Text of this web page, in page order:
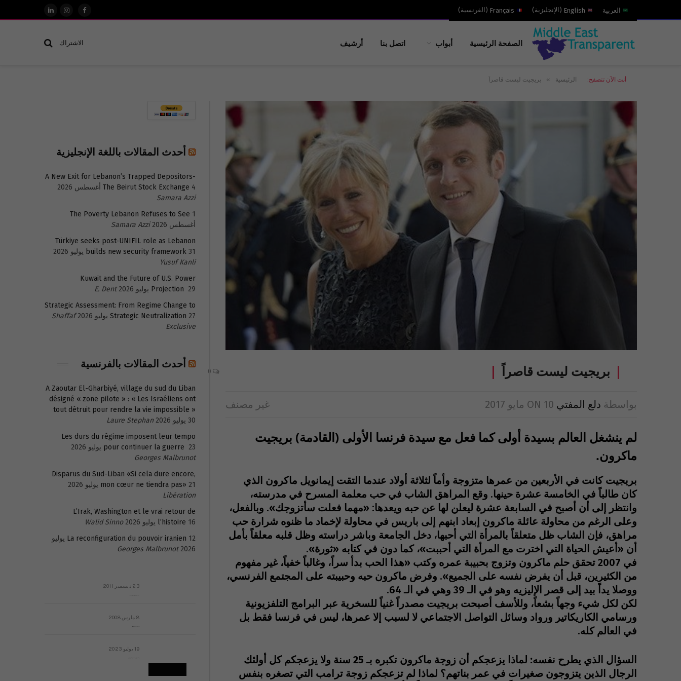
العربية English
( الإنجليزية)
Français
( الفرنسية)
فيسبوكالانستغرام
لينكدإن
الصفحة الرئيسية أبواب اتصل بنا أرشيف الاشتراك
أنت الآن تتصفح: الرئيسية » بريجيت ليست قاصراً
بريجيت ليست قاصراً
بواسطة دلع المفتي ON 10 مايو 2017 غير مصنف
لم ينشغل العالم بسيدة أولى كما فعل مع سيدة فرنسا الأولى (القادمة) بريجيت
ماكرون.
بريجيت كانت في الأربعين من عمرها متزوجة وأماً لثلاثة أولاد عندما التقت إيمانويل ماكرون الذي
كان طالباً في الخامسة عشرة حينها. وقع المراهق الشاب في حب معلمة المسرح في مدرسته،
وانتظر إلى أن أصبح في السابعة عشرة ليعلن لها عن حبه ويعدها: «مهما فعلت سأتزوجك». وبالفعل،
وعلى الرغم من محاولة عائلة ماكرون إبعاد ابنهم إلى باريس في محاولة لإخماد ما ظنوه شرارة حب
مراهق، فإن الشاب ظل متعلقاً بالمرأة التي أحبها، دخل الجامعة وباشر دراسته وظل قلبه معلقاً بأمل
أن «أعيش الحياة التي اخترت مع المرأة التي أحببت»، كما دون في كتابه «ثورة».
في 2007 تحقق حلم ماكرون وتزوج بحبيبة عمره وكتب «هذا الحب بدأ سراً، وغالباً خفياً، غير مفهوم
من الكثيرين، قبل أن يفرض نفسه على الجميع». وفرض ماكرون حبه وحبيبته على المجتمع الفرنسي،
ووصلا يداً بيد إلى قصر الإليزيه وهو في الـ 39 وهي في الـ 64.
لكن لكل شيء وجهاً بشعاً، وللأسف أصبحت بريجيت مصدراً غنياً للسخرية عبر البرامج التلفزيونية
ورسامي الكاريكاتير ورواد وسائل التواصل الاجتماعي لا لسبب إلا عمرها، ليس في فرنسا فقط بل
في العالم كله.
السؤال الذي يطرح نفسه: لماذا يزعجكم أن زوجة ماكرون تكبره بـ 25 سنة ولا يزعجكم كل أولئك
الرجال الذين يتزوجون صغيرات في عمر بناتهم؟ لماذا لم تزعجكم زوجة ترامب التي تصغره بنفس
أحدث المقالات باللغة الإنجليزية
A New Exit for Lebanon’s Trapped Depositors-
The Beirut Stock Exchange 4 أغسطس 2026
Samara Azzi
The Poverty Lebanon Refuses to See 1
أغسطس 2026
Samara Azzi
Türkiye seeks post-UNIFIL role as Lebanon
builds new security framework 31 يوليو 2026
Yusuf Kanli
Kuwait and the Future of U.S. Power
Projection 29 يوليو 2026
E. Dent
Strategic Assessment: From Regime Change to
Strategic Neutralization 27 يوليو 2026
Shaffaf
Exclusive
أحدث المقالات بالفرنسية
A Zaoutar El-Gharbiyé, village du sud du Liban
désigné « zone pilote » : « Les Israéliens ont
tout détruit pour rendre la vie impossible »
30 يوليو 2026
Laure Stephan
Les durs du régime imposent leur tempo
pour continuer la guerre 23 يوليو 2026
Georges Malbrunot
Disparus du Sud-Liban «Si cela dure encore,
mon cœur ne tiendra pas» 21 يوليو 2026
Libération
L’Irak, Washington et le vrai retour de
l’histoire 16 يوليو 2026
Walid Sinno
La reconfiguration du pouvoir iranien 12 يوليو
2026
Georges Malbrunot
23 ديسمبر 2011
8 مارس 2008
19 يوليو 2023